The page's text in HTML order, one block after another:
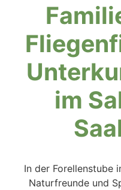
im
In der Forellenstube
Naturfreunde und